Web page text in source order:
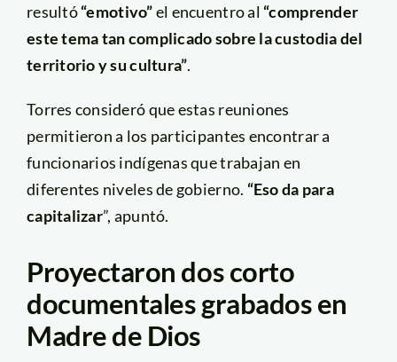
resultó“emotivo”el encuentro al “comprender
este tema tan complicado sobre la custodia del
territorio y su cultura”.
Torres consideró que estas reuniones
permitieron a los participantes encontrar a
funcionarios indígenas que trabajan en
diferentes niveles de gobierno. “Eso da para
capitalizar”, apuntó.
Proyectaron dos corto
documentales grabados en
Madre de Dios